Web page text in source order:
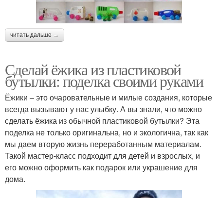
читать дальше →
Сделай ёжика из пластиковой
бутылки: поделка своими руками
Ёжики – это очаровательные и милые создания, которые
всегда вызывают у нас улыбку. А вы знали, что можно
сделать ёжика из обычной пластиковой бутылки? Эта
поделка не только оригинальна, но и экологична, так как
мы даем вторую жизнь переработанным материалам.
Такой мастер-класс подходит для детей и взрослых, и
его можно оформить как подарок или украшение для
дома.